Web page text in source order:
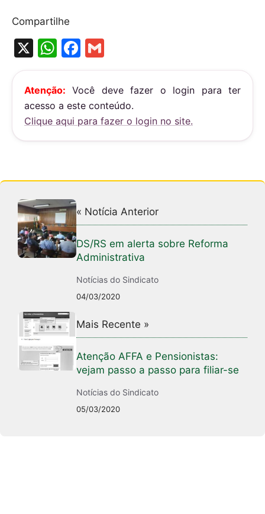
Compartilhe
X
W
h
at
s
A
p
F
a
c
e
b
o
k
m
ai
l
Atenção: Você deve fazer o login para ter
acesso a este conteúdo.
Clique aqui para fazer o login no site.
« Notícia Anterior
DS/RS em alerta sobre Reforma
Administrativa
Notícias do Sindicato
04/03/2020
Mais Recente »
Atenção AFFA e Pensionistas:
vejam passo a passo para filiar-se
Notícias do Sindicato
05/03/2020